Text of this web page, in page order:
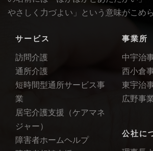
やさしく力づよい」という意味がこめ
サービス
訪問介護
通所介護
短時間型通所サービス事
業
居宅介護支援（ケアマネ
ジャー）
障害者ホームヘルプ
事業所
中宇治
西小倉
東宇治
広野事
公社に